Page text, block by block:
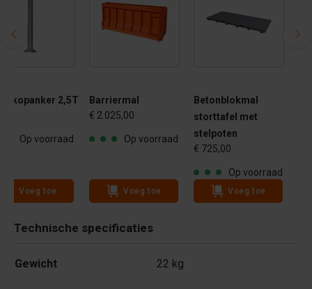
2,5T
Op voorraad
Voeg toe
Barriermal
€ 2.025,00
Op voorraad
Voeg toe
Betonblokmal
storttafel met
stelpoten
€ 725,00
Op voorraad
Voeg toe
Technische specificaties
Gewicht 22 kg